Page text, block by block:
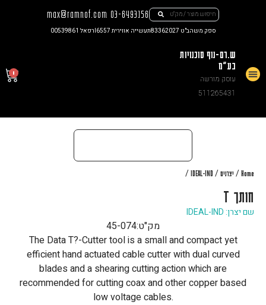
03-6493156
max@ramnof.com
ספק משהב"ט 83362027 תעשייה אווירית I6557 רפאל 00539861
ש.רם-נוף סוכנויות
בע"מ
עוסק מורשה
511265431
0
Home
/ יצרנים /
IDEAL-IND
/
חותך T
שם יצרן: IDEAL-IND
מק"ט:45-074
The Data T?-Cutter tool is a small and compact yet
efficient hand actuated cable cutter with dual curved
blades and a shearing cutting action which are
recommended for cutting coax and other copper based
low voltage cables.